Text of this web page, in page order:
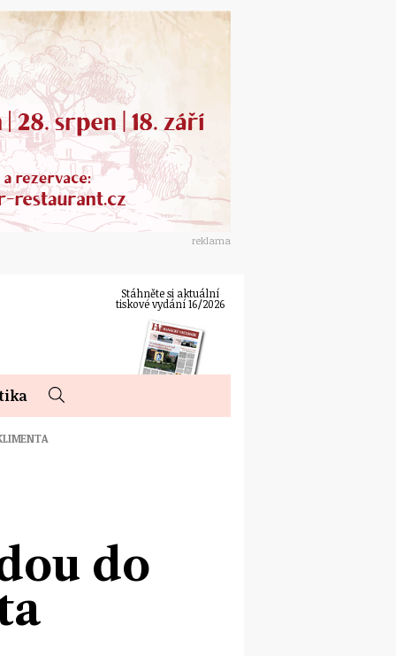
reklama
Stáhněte si aktuální
tiskové vydání 16/2026
do